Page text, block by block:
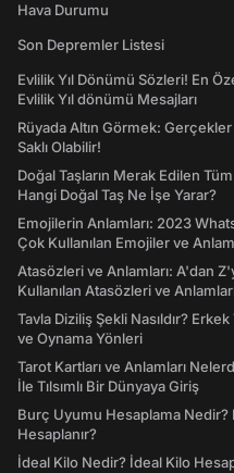
Hava Durumu
Son Depremler Listesi
Evlilik Yıl Dönümü Sözleri! En
Evlilik Yıl dönümü Mesajları
Rüyada Altın Görmek:
Saklı Olabilir!
Doğal Taşların Merak Edilen
Hangi Doğal Taş Ne İşe Yarar?
Emojilerin Anlamları: 2023
Çok Kullanılan Emojiler ve
Atasözleri ve Anlamları: A'dan
Kullanılan Atasözleri ve
Tavla Diziliş Şekli Nasıldır?
ve Oynama Yönleri
Tarot Kartları ve Anlamları
İle Tılsımlı Bir Dünyaya Giriş
Burç Uyumu Hesaplama Nedir?
Hesaplanır?
İdeal Kilo Nedir? İdeal Kilo